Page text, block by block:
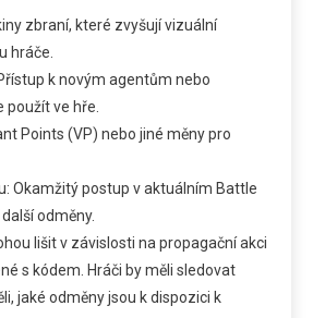
zbraní, které zvyšují vizuální
hráče.
k novým agentům nebo
ve hře.
Points (VP) nebo jiné měny pro
Okamžitý postup v aktuálním Battle
odměny.
lišit v závislosti na propagační akci
s kódem. Hráči by měli sledovat
jaké odměny jsou k dispozici k